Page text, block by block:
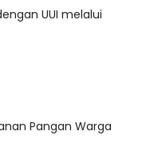
UUI melalui
Pangan Warga